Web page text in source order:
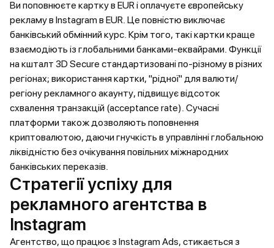
Ви поповнюєте картку в EUR і оплачуєте європейську
рекламу в Instagram в EUR. Це повністю виключає
банківський обмінний курс. Крім того, такі картки краще
взаємодіють із глобальними банками-еквайрами. Функції
на кшталт 3D Secure стандартизовані по-різному в різних
регіонах; використання картки, "рідної" для валюти/
регіону рекламного акаунту, підвищує відсоток
схвалення транзакцій (acceptance rate). Сучасні
платформи також дозволяють поповнення
криптовалютою, даючи гнучкість в управлінні глобальною
ліквідністю без очікування повільних міжнародних
банківських переказів.
Стратегії успіху для
рекламного агентства в
Instagram
Агентство, що працює з Instagram Ads, стикається з